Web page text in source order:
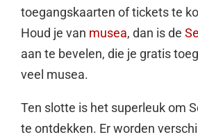
toegangskaarten of tickets te
Houd je van musea, dan is de
aan te bevelen, die je gratis
veel musea.
Ten slotte is het superleuk om
te ontdekken. Er worden